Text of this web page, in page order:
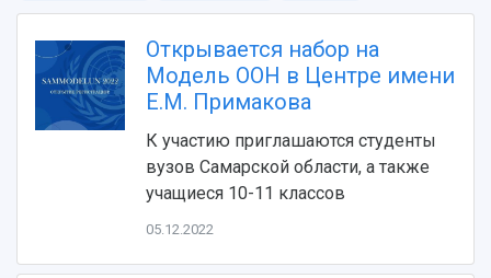
Открывается набор на
Модель ООН в Центре имени
Е.М. Примакова
К участию приглашаются студенты
вузов Самарской области, а также
учащиеся 10-11 классов
05.12.2022